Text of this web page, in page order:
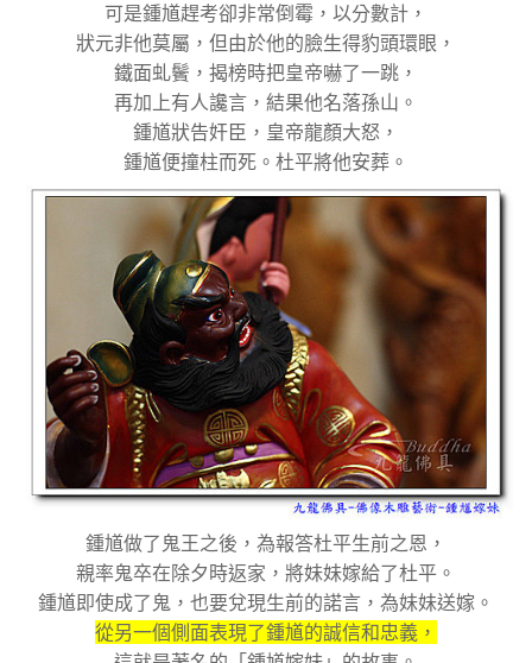
可是鍾馗趕考卻非常倒霉，以分數計，
狀元非他莫屬，但由於他的臉生得豹頭環眼，
鐵面虬鬢，揭榜時把皇帝嚇了一跳，
再加上有人讒言，結果他名落孫山。
鍾馗狀告奸臣，皇帝龍顏大怒，
鍾馗便撞柱而死。杜平將他安葬。
鍾馗做了鬼王之後，為報答杜平生前之恩，
親率鬼卒在除夕時返家，將妹妹嫁給了杜平。
鍾馗即使成了鬼，也要兌現生前的諾言，為妹妹送嫁。
從另一個側面表現了鍾馗的誠信和忠義，